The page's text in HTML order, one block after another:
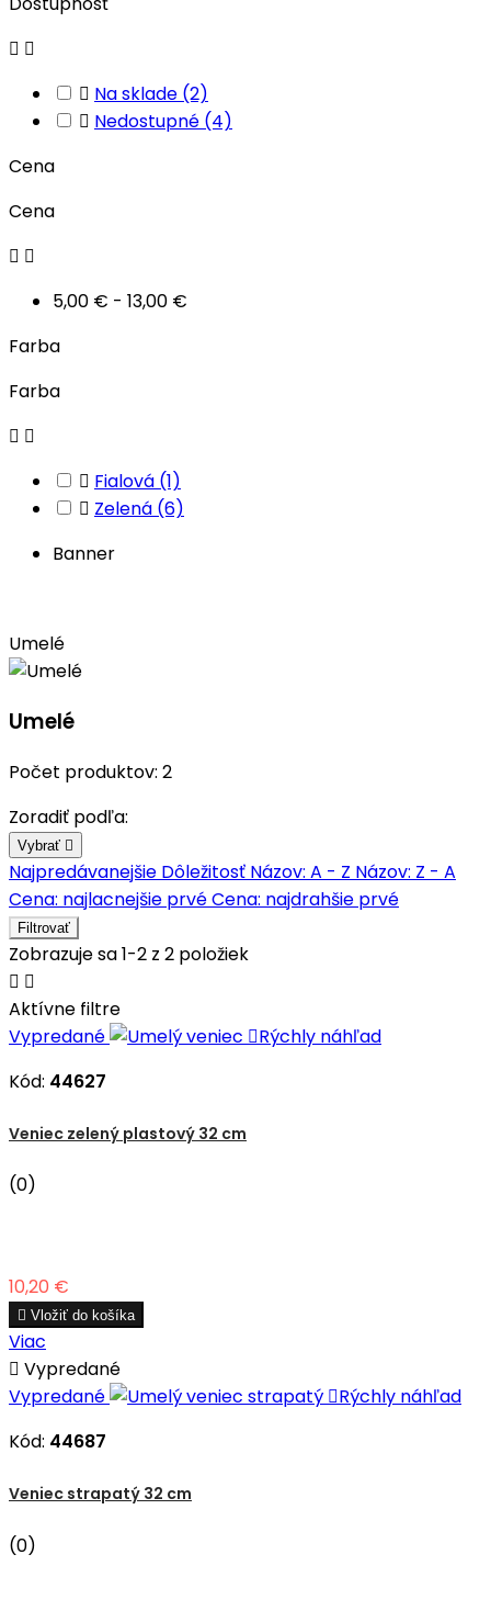
 
 Na sklade (2)
 Nedostupné (4)
Cena
Cena
 
5,00 € - 13,00 €
Farba
Farba
 
 Fialová (1)
 Zelená (6)
Banner
Umelé
Umelé
Počet produktov: 2
Zoradiť podľa:
Vybrať 
Najpredávanejšie Dôležitosť Názov: A - Z Názov: Z - A
Cena: najlacnejšie prvéCena: najdrahšie prvé
Filtrovať
Zobrazuje sa 1-2 z 2 položiek
 
Aktívne filtre
Vypredané
Rýchly náhľad
Kód: 44627
Veniec zelený plastový 32 cm
(0)
Cena
10,20 €
 Vložiť do košíka
Viac
 Vypredané
Vypredané
Rýchly náhľad
Kód: 44687
Veniec strapatý 32 cm
(0)